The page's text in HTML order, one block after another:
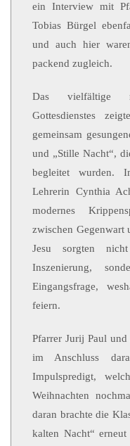
ein Interview mit
Tobias Bürgel
und auch hier
packend zugleich.
Das vielfältige
Gottesdienstes
gemeinsam
und „Stille Nacht“,
begleitet wurden.
Lehrerin Cynthia
modernes
zwischen Gegenwart
Jesu sorgten
Inszenierung,
Eingangsfrage,
feiern.
Pfarrer Jurij Paul
im Anschluss
Impulspredigt,
Weihnachten
daran brachte die
kalten Nacht“